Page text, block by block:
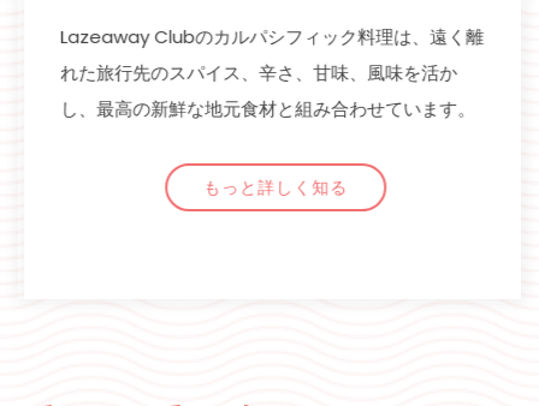
Lazeaway Clubのカルパシフィック料理は、遠く離
れた旅行先のスパイス、辛さ、甘味、風味を活か
し、最高の新鮮な地元食材と組み合わせています。
もっと詳しく知る